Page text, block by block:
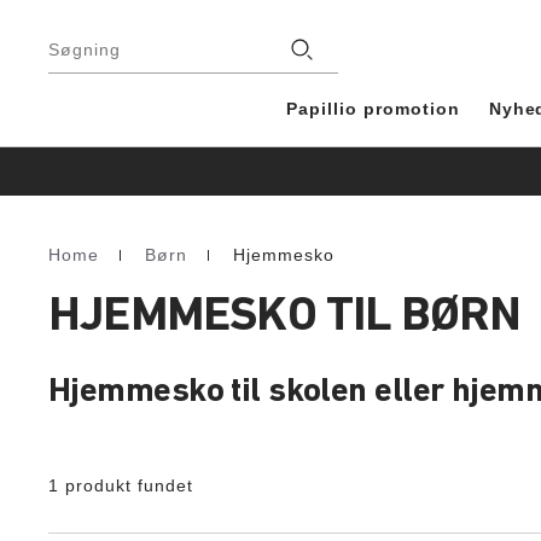
Søgning
Papillio promotion
Homepage
Home Børn Hjemmesko
HJEMMESKO TIL BØRN
Hjemmesko til skolen eller
1 produkt fundet